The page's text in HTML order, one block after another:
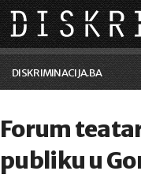
Skip to main content
DISKRIMINACIJA.BA
Vijesti i događaji
Aktuelne teme
Forum
publiku u